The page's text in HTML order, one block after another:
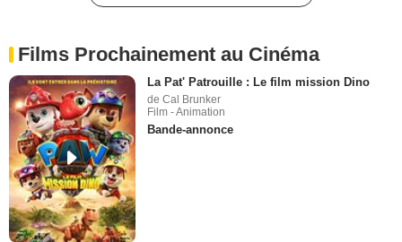
Films Prochainement au Cinéma
La Pat' Patrouille : Le film mission Dino
de Cal Brunker
Film - Animation
Bande-annonce